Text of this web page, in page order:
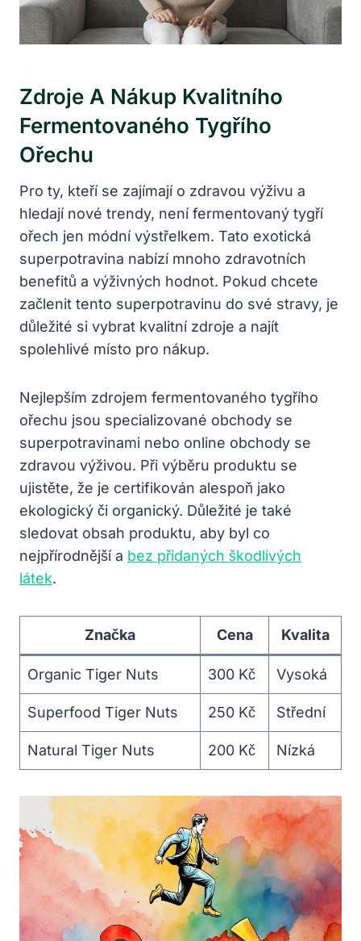
Zdroje A Nákup Kvalitního
Fermentovaného Tygřího
Ořechu
Pro ty, kteří se zajímají o zdravou výživu a
hledají nové trendy, není fermentovaný tygří
ořech jen módní výstřelkem. Tato exotická
superpotravina nabízí mnoho zdravotních
benefitů a výživných hodnot. Pokud chcete
začlenit tento superpotravinu do své stravy, je
důležité si vybrat kvalitní zdroje a najít
spolehlivé místo pro nákup.
Nejlepším zdrojem fermentovaného tygřího
ořechu jsou specializované obchody se
superpotravinami nebo online obchody se
zdravou výživou. Při výběru produktu se
ujistěte, že je certifikován alespoň jako
ekologický či organický. Důležité je také
sledovat obsah produktu, aby byl co
nejpřírodnější a bez přidaných škodlivých
látek.
Značka Cena Kvalita
Organic Tiger Nuts 300 Kč Vysoká
Superfood Tiger Nuts 250 Kč Střední
Natural Tiger Nuts 200 Kč Nízká